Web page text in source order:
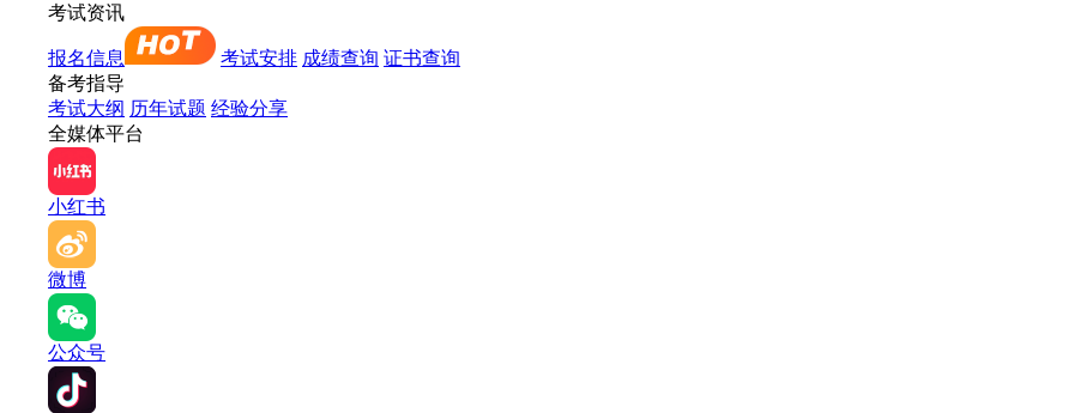
考试资讯
报名信息 考试安排 成绩查询 证书查询
备考指导
考试大纲 历年试题 经验分享
全媒体平台
小红书
微博
公众号